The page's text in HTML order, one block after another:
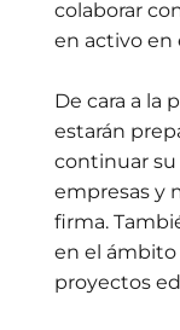
colaborar
en activo en
De cara a la
estarán
continuar su
empresas y
firma.
en el
proyectos